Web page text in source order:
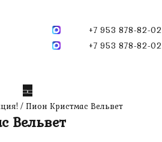
+7 953 878-82-02
+7 953 878-82-02
/ Пион Кристмас Вельвет
Вельвет